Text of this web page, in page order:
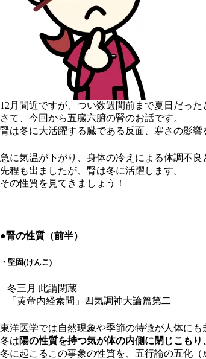
12月間近ですが、つい数週間前まで夏日だっ
さて、今回から五臓六腑の腎のお話です。
腎は冬に大活躍する臓である反面、寒さの影
急に気温が下がり、身体の冷えによる体調不
先程も出ましたが、腎は冬に活躍します。
その性質を見てきましょう！
●腎の性質（前半）
・堅固(けんこ)
冬三月 此謂閉蔵
「黄帝内経素問」四気調神大論篇第二
東洋医学では自然現象や季節の特徴が人体にも
冬は陽の性質を持つ気が体の内側に閉じこも
冬に起こるこの事象の性質を、五行論の五化（